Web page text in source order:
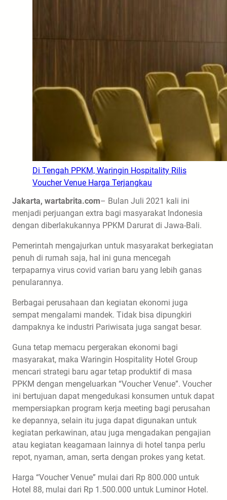
Di Tengah PPKM, Waringin Hospitality Rilis
Voucher Venue Harga Terjangkau
Jakarta, wartabrita.com– Bulan Juli 2021 kali ini
menjadi perjuangan extra bagi masyarakat Indonesia
dengan diberlakukannya PPKM Darurat di Jawa-Bali.
Pemerintah mengajurkan untuk masyarakat berkegiatan
penuh di rumah saja, hal ini guna mencegah
terpaparnya virus covid varian baru yang lebih ganas
penularannya.
Berbagai perusahaan dan kegiatan ekonomi juga
sempat mengalami mandek. Tidak bisa dipungkiri
dampaknya ke industri Pariwisata juga sangat besar.
Guna tetap memacu pergerakan ekonomi bagi
masyarakat, maka Waringin Hospitality Hotel Group
mencari strategi baru agar tetap produktif di masa
PPKM dengan mengeluarkan “Voucher Venue”. Voucher
ini bertujuan dapat mengedukasi konsumen untuk dapat
mempersiapkan program kerja meeting bagi perusahan
ke depannya, selain itu juga dapat digunakan untuk
kegiatan perkawinan, atau juga mengadakan pengajian
atau kegiatan keagamaan lainnya di hotel tanpa perlu
repot, nyaman, aman, serta dengan prokes yang ketat.
Harga “Voucher Venue” mulai dari Rp 800.000 untuk
Hotel 88, mulai dari Rp 1.500.000 untuk Luminor Hotel.